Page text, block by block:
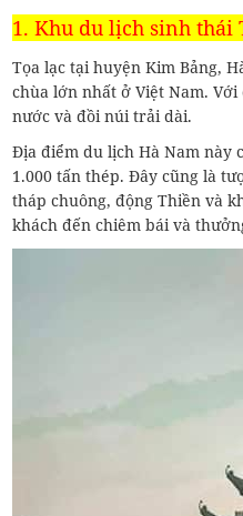
1. Khu du lịch sinh thái
Tọa lạc tại huyện Kim Bảng,
chùa lớn nhất ở Việt Nam.
nước và đồi núi trải dài.
Địa điểm du lịch Hà Nam này
1.000 tấn thép. Đây cũng là
tháp chuông, động Thiền và
khách đến chiêm bái và